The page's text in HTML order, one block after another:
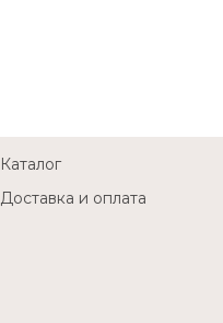
Каталог
Доставка и оплата